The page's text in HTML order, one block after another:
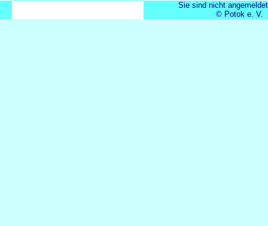
Sie sind nicht angemeldet
© Potok e. V.